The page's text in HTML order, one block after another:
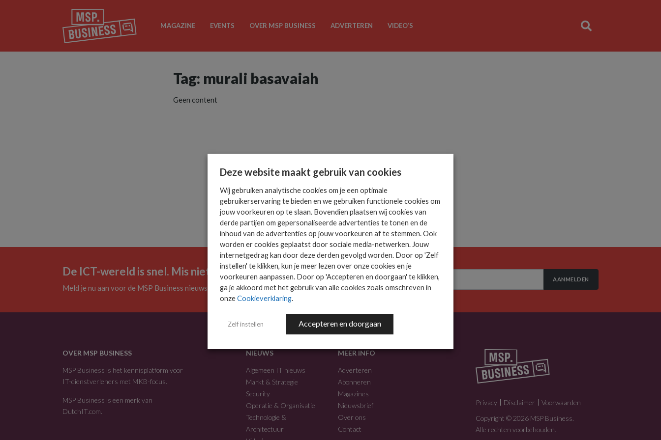
MAGAZINE EVENTS OVER MSP BUSINESS ADVERTEREN VIDEO’S
Tag: murali basavaiah
Geen content
De ICT-wereld is snel. Mis niets.
Meld je nu aan voor de MSP Business nieuwsbrief.
AANMELDEN
OVER MSP BUSINESS
MSP Business is het kennisplatform voor
IT-dienstverleners met MKB-focus.
MSP Business is een merk van
DutchIT.com
NIEUWS
Algemeen IT nieuws
Markt & Strategie
Security
Operatie & Organisatie
Technologie &
Architectuur
MEER INFO
Adverteren
Abonneren
Magazines
Nieuwsbrief
Over ons
Contact
Privacy Disclaimer
Voorwaarden
Copyright © 2026 MSP Business.
Alle rechten voorbehouden.
Deze website maakt gebruik van cookies
Wij gebruiken analytische cookies om je een optimale
gebruikerservaring te bieden en we gebruiken functionele cookies om
jouw voorkeuren op te slaan. Bovendien plaatsen wij cookies van
derde partijen om gepersonaliseerde advertenties te tonen en de
inhoud van de advertenties op jouw voorkeuren af te stemmen. Ook
worden er cookies geplaatst door sociale media-netwerken. Jouw
internetgedrag kan door deze derden gevolgd worden. Door op 'Zelf
instellen' te klikken, kun je meer lezen over onze cookies en je
voorkeuren aanpassen. Door op 'Accepteren en doorgaan' te klikken,
ga je akkoord met het gebruik van alle cookies zoals omschreven in
onzeCookieverklaring.
Zelf instellen Accepteren en doorgaan